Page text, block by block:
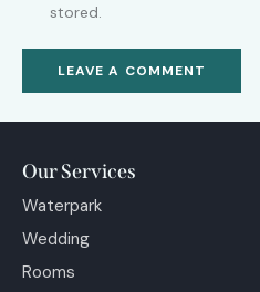
stored.
Our Services
Waterpark
Wedding
Rooms